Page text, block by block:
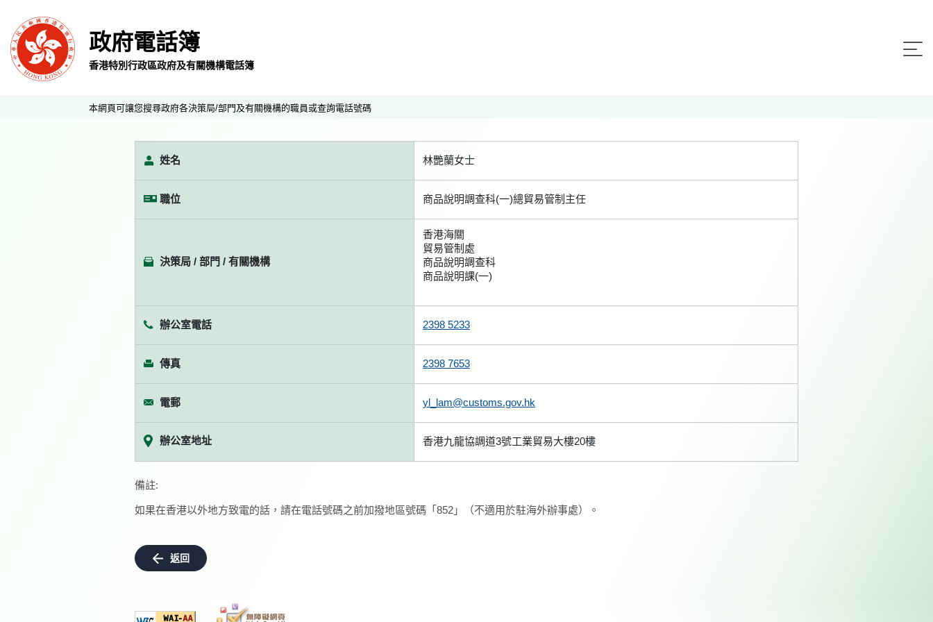
政府電話簿
香港特別行政區政府及有關機構電話簿
本網頁可讓您搜尋政府各決策局/部門及有關機構的職員或查詢電話號碼
姓名 林艷蘭女士
職位 商品說明調查科(一)總貿易管制主任
決策局 / 部門 / 有關機構
香港海關
貿易管制處
商品說明調查科
商品說明課(一)
辦公室電話 2398 5233
傳真 2398 7653
電郵 yl_lam@customs.gov.hk
辦公室地址 香港九龍協調道3號工業貿易大樓20樓
備註:
如果在香港以外地方致電的話，請在電話號碼之前加撥地區號碼「852」（不適用於駐海外辦事處）。
返回